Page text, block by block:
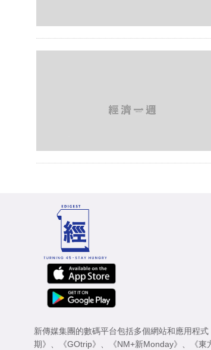
新傳媒集團的數碼平台包括多個網站和應用程式
期》
《GOtrip》 《NM+新Monday》 《東